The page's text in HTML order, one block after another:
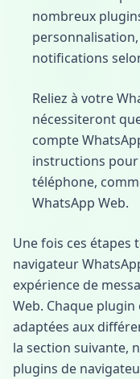
nombreux
notifications
Reliez à votre
nécessiteront
compte
instructions pour
téléphone,
WhatsApp Web.
Une fois ces étapes
navigateur
expérience de
Web. Chaque
adaptées aux
la section suivante,
plugins de